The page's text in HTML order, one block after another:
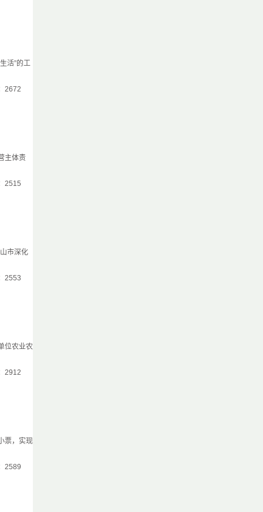
活”的工
2672
主体责
2515
市深化
2553
位农业农
2912
票，实现
2589